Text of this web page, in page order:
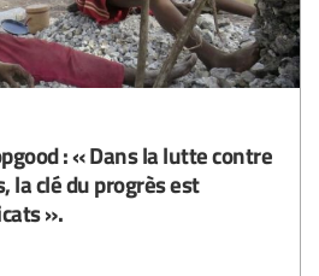
: « Dans la lutte contre
la clé du progrès est
».